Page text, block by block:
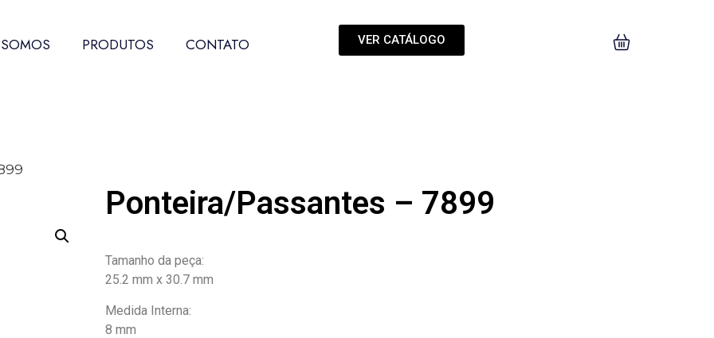
PRODUTOS CONTATO VER CATÁLOGO
Ponteira/Passantes – 7899
Tamanho da peça:
25.2 mm x 30.7 mm
Medida Interna:
8 mm